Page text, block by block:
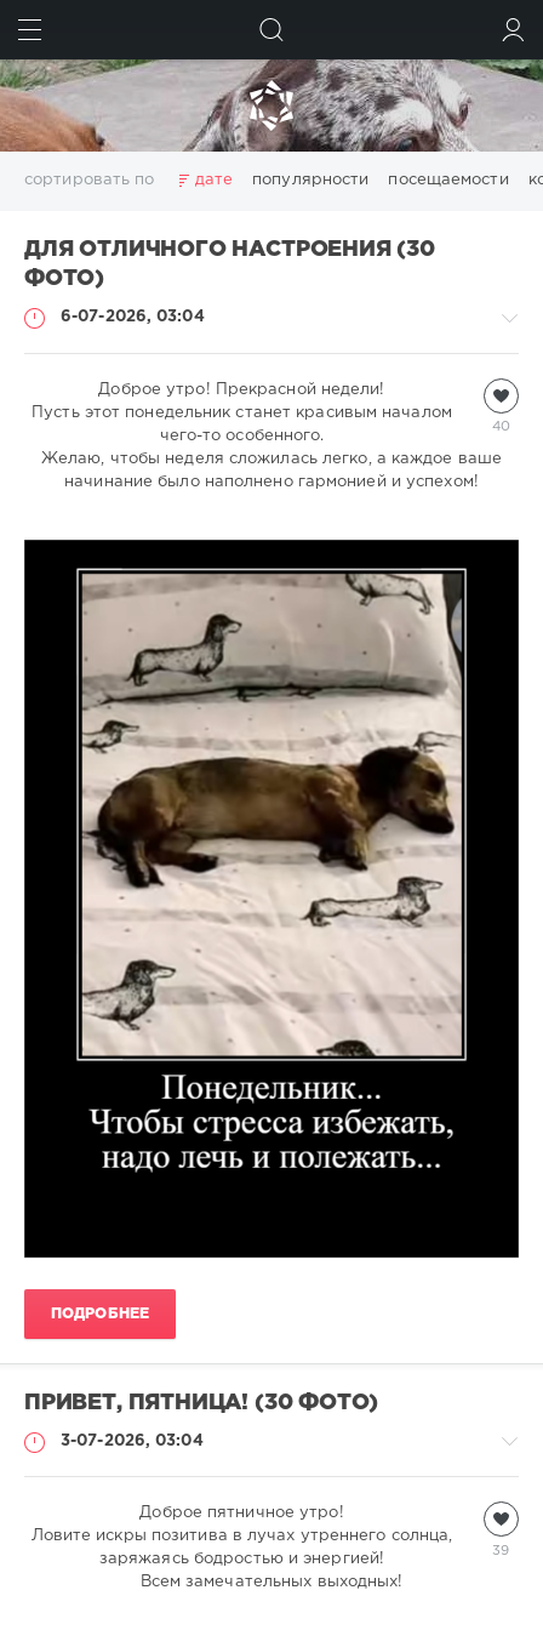
сортировать по дате популярности посещаемости
ДЛЯ ОТЛИЧНОГО НАСТРОЕНИЯ (30
ФОТО)
6-07-2026, 03:04
Всякая
всячина
414
40
Доброе утро! Прекрасной недели!
Пусть этот понедельник станет красивым началом
чего-то особенного.
Желаю, чтобы неделя сложилась легко, а каждое ваше
начинание было наполнено гармонией и успехом!
ПОДРОБНЕЕ
ПРИВЕТ, ПЯТНИЦА! (30 ФОТО)
3-07-2026, 03:04
всячина
39
Доброе пятничное утро!
Ловите искры позитива в лучах утреннего солнца,
заряжаясь бодростью и энергией!
Всем замечательных выходных!